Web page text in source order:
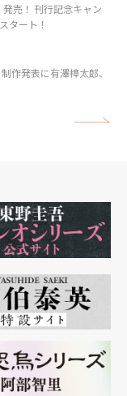
売！ 刊行記念キャン
タート！
作発表に有澤樟太郎、